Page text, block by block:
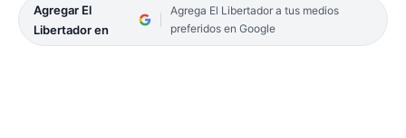
Agregar El
Libertador en
Agrega El Libertador a tus medios
preferidos en Google